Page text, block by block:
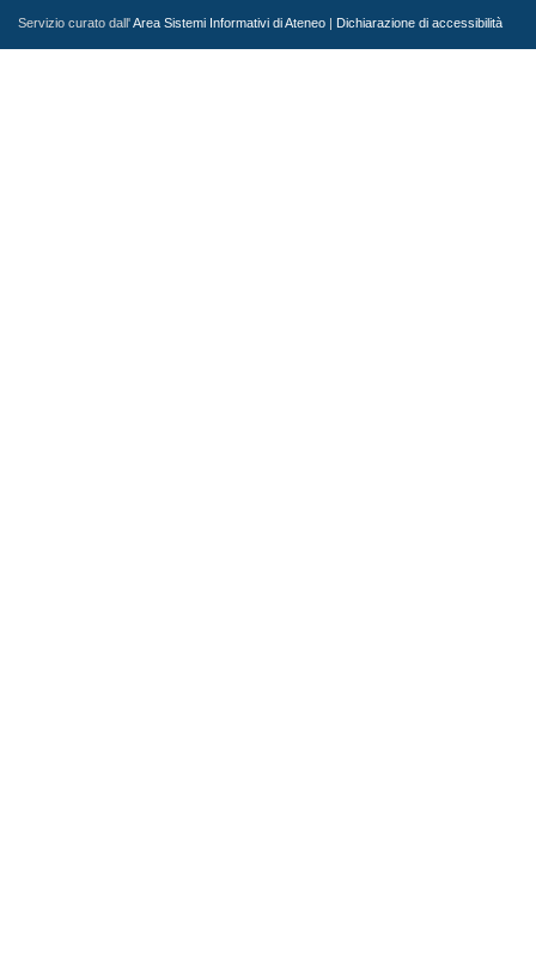
Servizio curato dall'Area Sistemi Informativi di Ateneo Dichiarazione di accessibilità